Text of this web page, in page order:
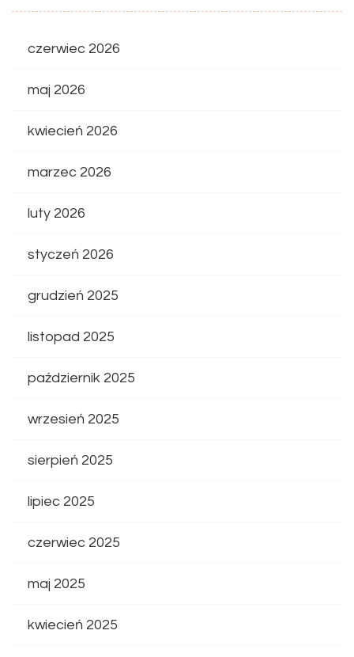
czerwiec 2026
maj 2026
kwiecień 2026
marzec 2026
luty 2026
styczeń 2026
grudzień 2025
listopad 2025
październik 2025
wrzesień 2025
sierpień 2025
lipiec 2025
czerwiec 2025
maj 2025
kwiecień 2025